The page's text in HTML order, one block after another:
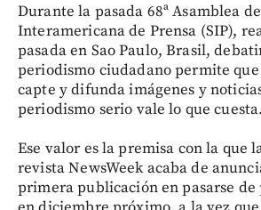
Durante la pasada 68ª Asamblea
Interamericana de Prensa (SIP),
pasada en Sao Paulo, Brasil,
periodismo ciudadano permite
capte y difunda imágenes y
periodismo serio vale lo que cuesta.
Ese valor es la premisa con la que
revista NewsWeek acaba de
primera publicación en pasarse de